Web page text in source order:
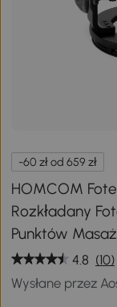
-60 zł od 659 zł
HOMCOM
Rozkładany
Punktów
4.8 (10)
Wysłane przez